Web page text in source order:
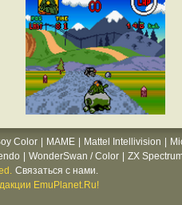
Color MAME Mattel Intellivision
WonderSwan / Color ZX
Связаться с нами.
EmuPlanet.Ru!